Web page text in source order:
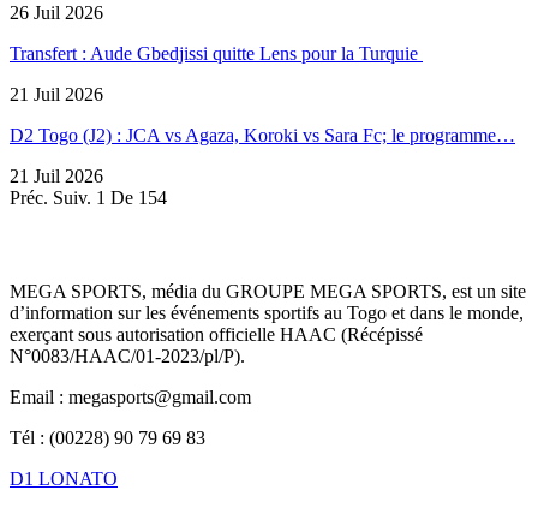
26 Juil 2026
Transfert : Aude Gbedjissi quitte Lens pour la Turquie
21 Juil 2026
D2 Togo (J2) : JCA vs Agaza, Koroki vs Sara Fc; le programme…
21 Juil 2026
Préc. Suiv. 1 De 154
MEGA SPORTS, média du GROUPE MEGA SPORTS, est un site
d’information sur les événements sportifs au Togo et dans le monde,
exerçant sous autorisation officielle HAAC (Récépissé
N°0083/HAAC/01-2023/pl/P).
Email : megasports@gmail.com
Tél : (00228) 90 79 69 83
D1 LONATO